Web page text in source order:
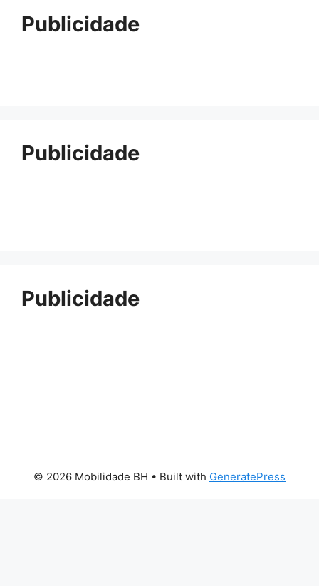
Publicidade
Publicidade
Publicidade
© 2026 Mobilidade BH • Built with GeneratePress